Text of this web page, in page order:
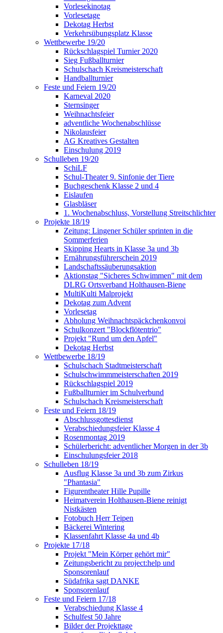
Vorlesekinotag
Vorlesetage
Dekotag Herbst
Verkehrsübungsplatz Klasse
Wettbewerbe 19/20
Rückschlagspiel Turnier 2020
Sieg Fußballturnier
Schulschach Kreismeisterschaft
Handballturnier
Feste und Feiern 19/20
Karneval 2020
Sternsinger
Weihnachtsfeier
adventliche Wochenabschlüsse
Nikolausfeier
AG Kreatives Gestalten
Einschulung 2019
Schulleben 19/20
SchiLF
Schul-Theater 9. Sinfonie der Tiere
Buchgeschenk Klasse 2 und 4
Eislaufen
Glasbläser
1. Wochenabschluss, Vorstellung Streitschlichter
Projekte 18/19
Zeitung: Lingener Schüler sprinten in die
Sommerferien
Skipping Hearts in Klasse 3a und 3b
Ernährungsführerschein 2019
Landschaftssäuberungsaktion
Aktionstag "Sicheres Schwimmen" mit dem
DLRG Ortsverband Holthausen-Biene
MultiKulti Malprojekt
Dekotag zum Advent
Vorlesetag
Abholung Weihnachtspäckchenkonvoi
Schulkonzert "Blockflötentrio"
Projekt "Rund um den Apfel"
Dekotag Herbst
Wettbewerbe 18/19
Schulschach Stadtmeisterschaft
Schulschwimmmeisterschaften 2019
Rückschlagspiel 2019
Fußballturnier im Schulverbund
Schulschach Kreismeisterschaft
Feste und Feiern 18/19
Abschlussgottesdienst
Verabschiedungsfeier Klasse 4
Rosenmontag 2019
Schülerbericht: adventlicher Morgen in der 3b
Einschulungsfeier 2018
Schulleben 18/19
Ausflug Klasse 3a und 3b zum Zirkus
"Phantasia"
Figurentheater Hille Pupille
Heimatverein Holthausen-Biene reinigt
Nistkästen
Fotobuch Herr Teipen
Bäckerei Wintering
Klassenfahrt Klasse 4a und 4b
Projekte 17/18
Projekt "Mein Körper gehört mir"
Zeitungsbericht zu project:help und
Sponsorenlauf
Südafrika sagt DANKE
Sponsorenlauf
Feste und Feiern 17/18
Verabschiedung Klasse 4
Schulfest 50 Jahre
Bilder der Projekttage